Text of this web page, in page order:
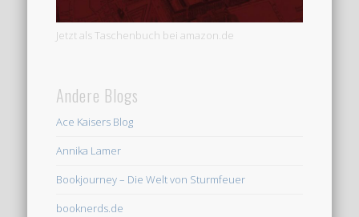
Jetzt als Taschenbuch bei amazon.de
Andere Blogs
Ace Kaisers Blog
Annika Lamer
Bookjourney – Die Welt von Sturmfeuer
booknerds.de